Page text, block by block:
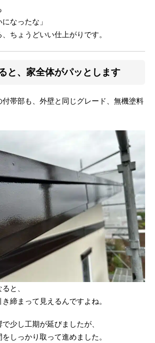
なったな」
ちょうどいい仕上がりです。
と、家全体がパッとします
帯部も、外壁と同じグレード、無機塗料
と、
締まって見えるんですよね。
少し工期が延びましたが、
しっかり取って進めました。